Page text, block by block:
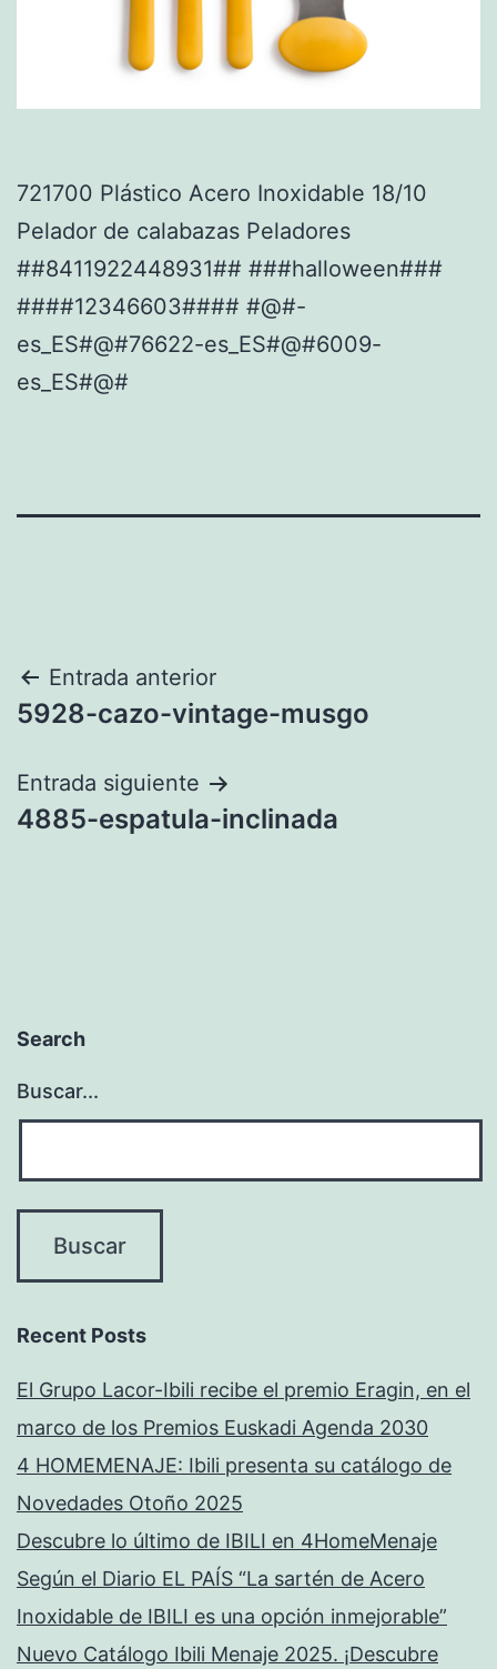
721700 Plástico Acero Inoxidable 18/10
Pelador de calabazas Peladores
##8411922448931## ###halloween###
####12346603#### #@#-
es_ES#@#76622-es_ES#@#6009-
es_ES#@#
Navegación
de
entradas
Entrada anterior
5928-cazo-vintage-musgo
Entrada siguiente
4885-espatula-inclinada
Search
Buscar...
Recent Posts
El Grupo Lacor-Ibili recibe el premio Eragin, en el
marco de los Premios Euskadi Agenda 2030
4 HOMEMENAJE: Ibili presenta su catálogo de
Novedades Otoño 2025
Descubre lo último de IBILI en 4HomeMenaje
Según el Diario EL PAÍS “La sartén de Acero
Inoxidable de IBILI es una opción inmejorable”
Nuevo Catálogo Ibili Menaje 2025. ¡Descubre